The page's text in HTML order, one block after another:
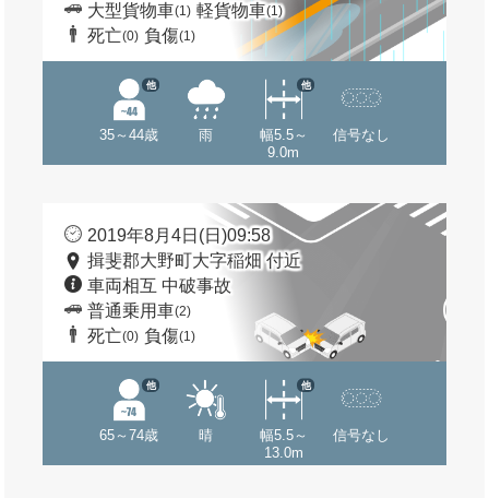
大型貨物車(1) 軽貨物車(1)
死亡(0) 負傷(1)
35～44歳
他
雨
幅5.5～
9.0m
他
信号なし
2019年8月4日(日)09:58
揖斐郡大野町大字稲畑 付近
車両相互 中破事故
普通乗用車(2)
死亡(0) 負傷(1)
65～74歳
他
晴
幅5.5～
13.0m
他
信号なし